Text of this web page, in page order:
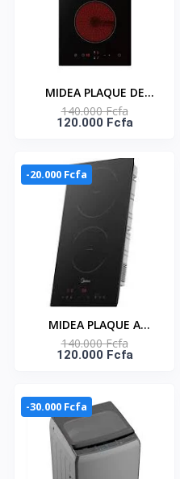
MIDEA PLAQUE DE
CUISSON
VITROCERAMIQUE
140.000 Fcfa
120.000 Fcfa
-20.000 Fcfa
MIDEA PLAQUE A
INDUCTION AVEC 2
ZONES INVERTER
A2
140.000 Fcfa
120.000 Fcfa
-30.000 Fcfa